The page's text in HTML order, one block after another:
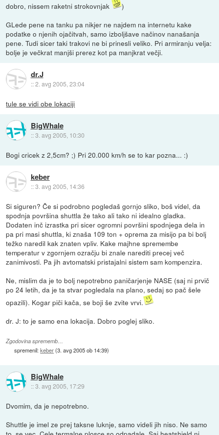
dobro, nissem raketni strokovnjak
)
GLede pene na tanku pa nikjer ne najdem na internetu kake
podatke o njenih ojačitvah, samo izboljšave načinov nanašanja
pene. Tudi sicer taki trakovi ne bi prinesli veliko. Pri armiranju velja:
bolje je večkrat manjši prerez kot pa manjkrat večji.
dr.J
::2. avg 2005, 23:04
tule se vidi obe lokaciji
BigWhale
::3. avg 2005, 10:30
Bogi cricek z 2,5cm? ;) Pri 20.000 km/h se to kar pozna... :)
keber
::3. avg 2005, 14:36
Si siguren? Če si podrobno pogledaš gornjo sliko, boš videl, da
spodnja površina shuttla že tako ali tako ni idealno gladka.
Dodaten inč izrastka pri sicer ogromni površini spodnjega dela in
pa pri masi shuttla, ki znaša 109 ton + oprema za misijo pa bi bolj
težko naredil kak znaten vpliv. Kake majhne spremembe
temperatur v zgornjem ozračju bi znale narediti precej več
zanimivosti. Pa jih avtomatski pristajalni sistem sam kompenzira.
Ne, mislim da je to bolj nepotrebno paničarjenje NASE (saj ni prvič
po 24 letih, da je ta stvar pogledala na plano, sedaj so pač šele
opazili). Kogar piči kača, se boji še zvite vrvi.
dr. J: to je samo ena lokacija. Dobro poglej sliko.
Zgodovina sprememb…
spremenil:keber(3. avg 2005 ob 14:39)
BigWhale
::3. avg 2005, 17:29
Dvomim, da je nepotrebno.
Shuttle je imel ze prej taksne luknje, samo videli jih niso. Ne samo